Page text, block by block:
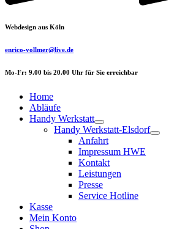
Webdesign aus Köln
enrico-vollmer@live.de
Mo-Fr: 9.00 bis 20.00 Uhr für Sie erreichbar
Home
Abläufe
Handy Werkstatt
Handy Werkstatt-Elsdorf
Anfahrt
Impressum HWE
Kontakt
Leistungen
Presse
Service Hotline
Kasse
Mein Konto